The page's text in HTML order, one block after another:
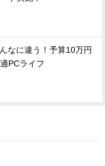
なに違う！予算10万円
PCライフ